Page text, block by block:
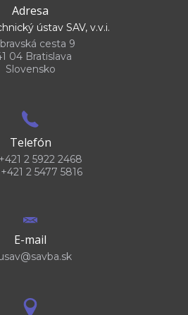
Adresa
ústav SAV, v.v.i.
cesta 9
04 Bratislava
Slovensko
Telefón
2 5922 2468
2 5477 5816
E-mail